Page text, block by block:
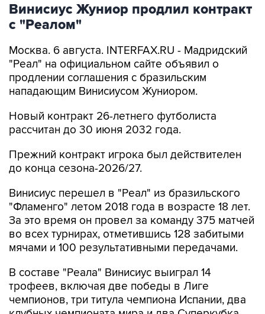
Винисиус Жуниор продлил контракт
с "Реалом"
Москва. 6 августа. INTERFAX.RU - Мадридский
"Реал" на официальном сайте объявил о
продлении соглашения с бразильским
нападающим Винисиусом Жуниором.
Новый контракт 26-летнего футболиста
рассчитан до 30 июня 2032 года.
Прежний контракт игрока был действителен
до конца сезона-2026/27.
Винисиус перешел в "Реал" из бразильского
"Фламенго" летом 2018 года в возрасте 18 лет.
За это время он провел за команду 375 матчей
во всех турнирах, отметившись 128 забитыми
мячами и 100 результативными передачами.
В составе "Реала" Винисиус выиграл 14
трофеев, включая две победы в Лиге
чемпионов, три титула чемпиона Испании, два